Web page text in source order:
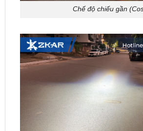
Chế độ chiếu gần (Pha)